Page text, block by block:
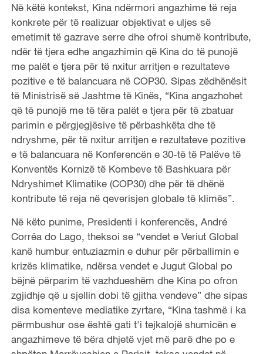
Në këtë kontekst, Kina ndërmori angazhime të reja
konkrete për të realizuar objektivat e uljes së
emetimit të gazrave serre dhe ofroi shumë kontribute,
ndër të tjera edhe angazhimin që Kina do të punojë
me palët e tjera për të nxitur arritjen e rezultateve
pozitive e të balancuara në COP30. Sipas zëdhënësit
të Ministrisë së Jashtme të Kinës, “Kina angazhohet
që të punojë me të tëra palët e tjera për të zbatuar
parimin e përgjegjësive të përbashkëta dhe të
ndryshme, për të nxitur arritjen e rezultateve pozitive
e të balancuara në Konferencën e 30-të të Palëve të
Konventës Kornizë të Kombeve të Bashkuara për
Ndryshimet Klimatike (COP30) dhe për të dhënë
kontribute të reja në qeverisjen globale të klimës”.
Në këto punime, Presidenti i konferencës, André
Corrêa do Lago, theksoi se “vendet e Veriut Global
kanë humbur entuziazmin e duhur për përballimin e
krizës klimatike, ndërsa vendet e Jugut Global po
bëjnë përparim të vazhdueshëm dhe Kina po ofron
zgjidhje që u sjellin dobi të gjitha vendeve” dhe sipas
disa komenteve mediatike zyrtare, “Kina tashmë i ka
përmbushur ose është gati t'i tejkalojë shumicën e
angazhimeve të bëra dhjetë vjet më parë dhe po e